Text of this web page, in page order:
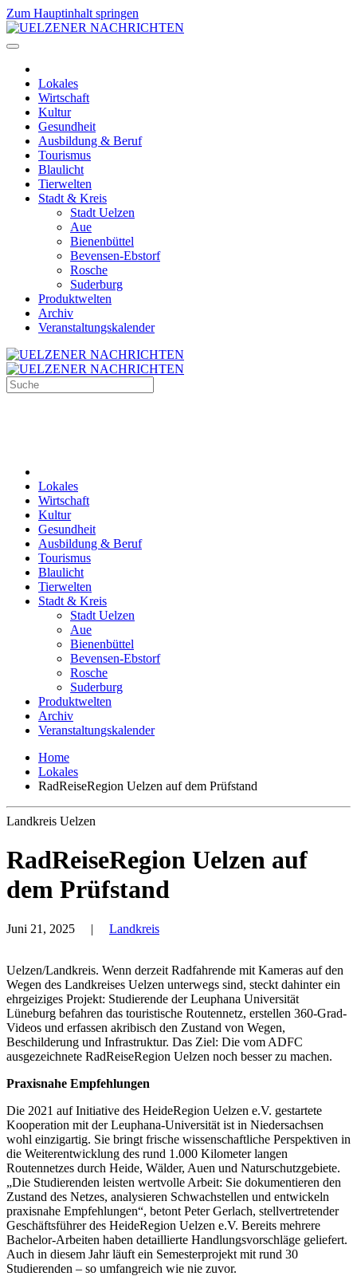
Zum Hauptinhalt springen
Lokales
Wirtschaft
Kultur
Gesundheit
Ausbildung & Beruf
Tourismus
Blaulicht
Tierwelten
Stadt & Kreis
Stadt Uelzen
Aue
Bienenbüttel
Bevensen-Ebstorf
Rosche
Suderburg
Produktwelten
Archiv
Veranstaltungskalender
Lokales
Wirtschaft
Kultur
Gesundheit
Ausbildung & Beruf
Tourismus
Blaulicht
Tierwelten
Stadt & Kreis
Stadt Uelzen
Aue
Bienenbüttel
Bevensen-Ebstorf
Rosche
Suderburg
Produktwelten
Archiv
Veranstaltungskalender
Home
Lokales
RadReiseRegion Uelzen auf dem Prüfstand
Landkreis Uelzen
RadReiseRegion Uelzen auf
dem Prüfstand
Juni 21, 2025 | Landkreis
Uelzen/Landkreis. Wenn derzeit Radfahrende mit Kameras auf den
Wegen des Landkreises Uelzen unterwegs sind, steckt dahinter ein
ehrgeiziges Projekt: Studierende der Leuphana Universität
Lüneburg befahren das touristische Routennetz, erstellen 360-Grad-
Videos und erfassen akribisch den Zustand von Wegen,
Beschilderung und Infrastruktur. Das Ziel: Die vom ADFC
ausgezeichnete RadReiseRegion Uelzen noch besser zu machen.
Praxisnahe Empfehlungen
Die 2021 auf Initiative des HeideRegion Uelzen e.V. gestartete
Kooperation mit der Leuphana-Universität ist in Niedersachsen
wohl einzigartig. Sie bringt frische wissenschaftliche Perspektiven in
die Weiterentwicklung des rund 1.000 Kilometer langen
Routennetzes durch Heide, Wälder, Auen und Naturschutzgebiete.
„Die Studierenden leisten wertvolle Arbeit: Sie dokumentieren den
Zustand des Netzes, analysieren Schwachstellen und entwickeln
praxisnahe Empfehlungen“, betont Peter Gerlach, stellvertretender
Geschäftsführer des HeideRegion Uelzen e.V. Bereits mehrere
Bachelor-Arbeiten haben detaillierte Handlungsvorschläge geliefert.
Auch in diesem Jahr läuft ein Semesterprojekt mit rund 30
Studierenden – so umfangreich wie nie zuvor.